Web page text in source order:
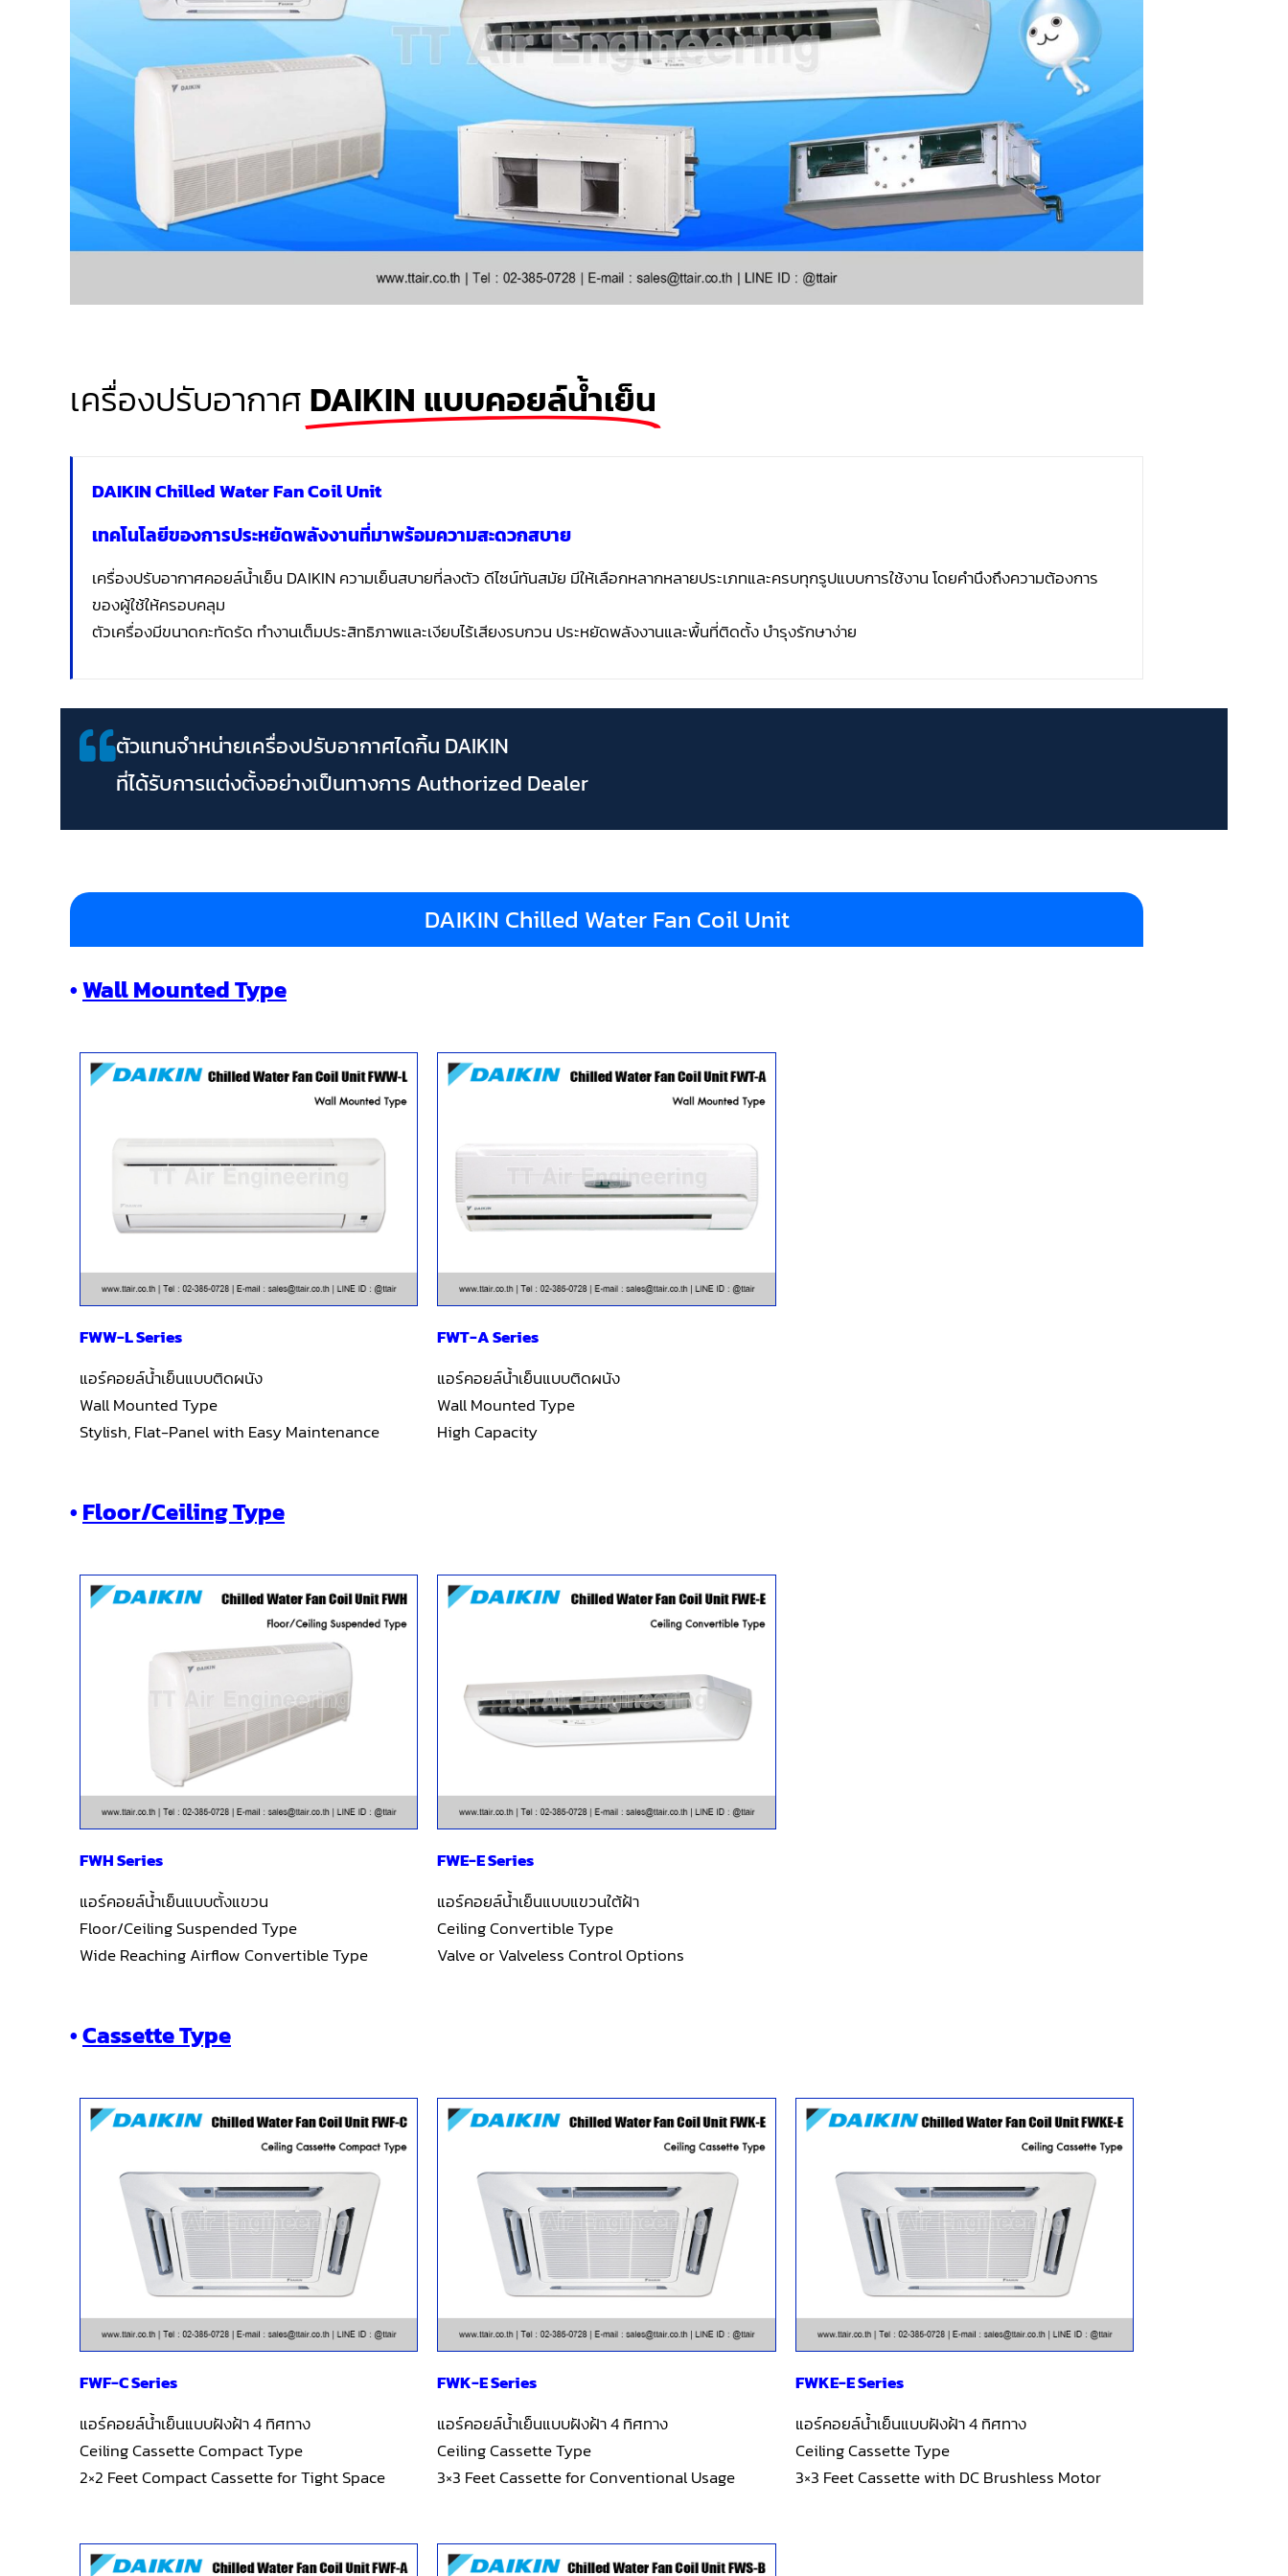
เครื่องปรับอากาศDAIKIN แบบคอยล์น้ำเย็น
DAIKIN Chilled Water Fan Coil Unit
เทคโนโลยีของการประหยัดพลังงานที่มาพร้อมความสะดวกสบาย
เครื่องปรับอากาศคอยล์น้ำเย็น DAIKIN ความเย็นสบายที่ลงตัว ดีไซน์ทันสมัย มีให้เลือกหลากหลายประเภทและครบทุกรูปแบบการใช้งาน โดยคำนึงถึงความต้องการ
ของผู้ใช้ให้ครอบคลุม
ตัวเครื่องมีขนาดกะทัดรัด ทำงานเต็มประสิทธิภาพและเงียบไร้เสียงรบกวน ประหยัดพลังงานและพื้นที่ติดตั้ง บำรุงรักษาง่าย
ตัวแทนจำหน่ายเครื่องปรับอากาศไดกิ้น DAIKIN
ที่ได้รับการแต่งตั้งอย่างเป็นทางการ Authorized Dealer
DAIKIN Chilled Water Fan Coil Unit
•Wall Mounted Type
FWW-L Series
แอร์คอยล์น้ำเย็นแบบติดผนัง
Wall Mounted Type
Stylish, Flat-Panel with Easy Maintenance
FWT-A Series
แอร์คอยล์น้ำเย็นแบบติดผนัง
Wall Mounted Type
High Capacity
• Floor/Ceiling Type
FWH Series
แอร์คอยล์น้ำเย็นแบบตั้งแขวน
Floor/Ceiling Suspended Type
Wide Reaching Airflow Convertible Type
FWE-E Series
แอร์คอยล์น้ำเย็นแบบแขวนใต้ฝ้า
Ceiling Convertible Type
Valve or Valveless Control Options
•Cassette Type
FWF-C Series
แอร์คอยล์น้ำเย็นแบบฝังฝ้า 4 ทิศทาง
Ceiling Cassette Compact Type
2×2 Feet Compact Cassette for Tight Space
FWK-E Series
แอร์คอยล์น้ำเย็นแบบฝังฝ้า 4 ทิศทาง
Ceiling Cassette Type
3×3 Feet Cassette for Conventional Usage
FWKE-E Series
แอร์คอยล์น้ำเย็นแบบฝังฝ้า 4 ทิศทาง
Ceiling Cassette Type
3×3 Feet Cassette with DC Brushless Motor